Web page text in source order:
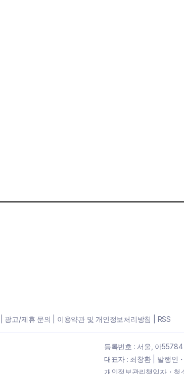
광고/제휴 문의 이용약관 및 개인정보처리방침 RSS
등록번호 : 서울, 아55784
대표자 : 최창환| 발행인
개인정보관리책임자・청